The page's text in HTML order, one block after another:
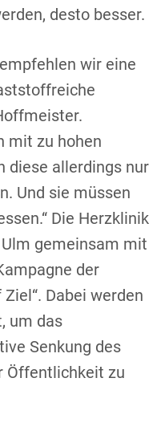
desto besser.
wir eine
mit zu hohen
diese allerdings nur
Und sie müssen
Die Herzklinik
gemeinsam mit
der
Dabei werden
um das
Senkung des
Öffentlichkeit zu